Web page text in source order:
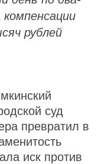
рублей
суд
превратил в
иск против